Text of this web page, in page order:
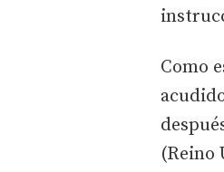
Como
(Reino